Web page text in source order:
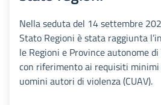
Nella seduta del 14 settembre
Stato Regioni è stata raggiunta
le Regioni e Province autonome
con riferimento ai requisiti
uomini autori di violenza (CUAV).